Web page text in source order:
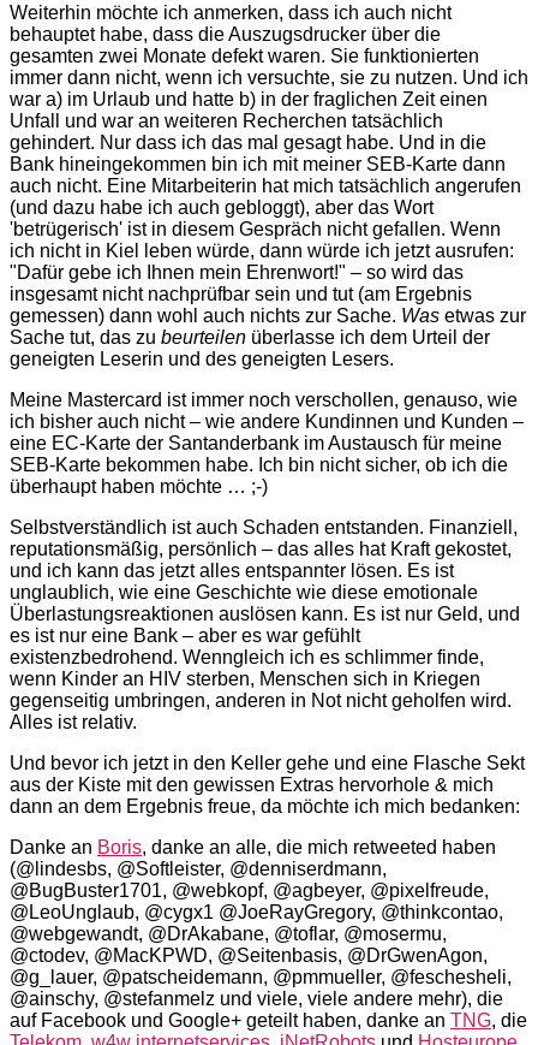
Weiterhin möchte ich anmerken, dass ich auch nicht
behauptet habe, dass die Auszugsdrucker über die
gesamten zwei Monate defekt waren. Sie funktionierten
immer dann nicht, wenn ich versuchte, sie zu nutzen. Und ich
war a) im Urlaub und hatte b) in der fraglichen Zeit einen
Unfall und war an weiteren Recherchen tatsächlich
gehindert. Nur dass ich das mal gesagt habe. Und in die
Bank hineingekommen bin ich mit meiner SEB-Karte dann
auch nicht. Eine Mitarbeiterin hat mich tatsächlich angerufen
(und dazu habe ich auch gebloggt), aber das Wort
'betrügerisch' ist in diesem Gespräch nicht gefallen. Wenn
ich nicht in Kiel leben würde, dann würde ich jetzt ausrufen:
"Dafür gebe ich Ihnen mein Ehrenwort!" – so wird das
insgesamt nicht nachprüfbar sein und tut (am Ergebnis
gemessen) dann wohl auch nichts zur Sache. Was etwas zur
Sache tut, das zu beurteilen überlasse ich dem Urteil der
geneigten Leserin und des geneigten Lesers.
Meine Mastercard ist immer noch verschollen, genauso, wie
ich bisher auch nicht – wie andere Kundinnen und Kunden –
eine EC-Karte der Santanderbank im Austausch für meine
SEB-Karte bekommen habe. Ich bin nicht sicher, ob ich die
überhaupt haben möchte … ;-)
Selbstverständlich ist auch Schaden entstanden. Finanziell,
reputationsmäßig, persönlich – das alles hat Kraft gekostet,
und ich kann das jetzt alles entspannter lösen. Es ist
unglaublich, wie eine Geschichte wie diese emotionale
Überlastungsreaktionen auslösen kann. Es ist nur Geld, und
es ist nur eine Bank – aber es war gefühlt
existenzbedrohend. Wenngleich ich es schlimmer finde,
wenn Kinder an HIV sterben, Menschen sich in Kriegen
gegenseitig umbringen, anderen in Not nicht geholfen wird.
Alles ist relativ.
Und bevor ich jetzt in den Keller gehe und eine Flasche Sekt
aus der Kiste mit den gewissen Extras hervorhole & mich
dann an dem Ergebnis freue, da möchte ich mich bedanken:
Danke an Boris, danke an alle, die mich retweeted haben
(@lindesbs, @Softleister, @denniserdmann,
@BugBuster1701, @webkopf, @agbeyer, @pixelfreude,
@LeoUnglaub, @cygx1 @JoeRayGregory, @thinkcontao,
@webgewandt, @DrAkabane, @toflar, @mosermu,
@ctodev, @MacKPWD, @Seitenbasis, @DrGwenAgon,
@g_lauer, @patscheidemann, @pmmueller, @feschesheli,
@ainschy, @stefanmelz und viele, viele andere mehr), die
auf Facebook und Google+ geteilt haben, danke an TNG, die